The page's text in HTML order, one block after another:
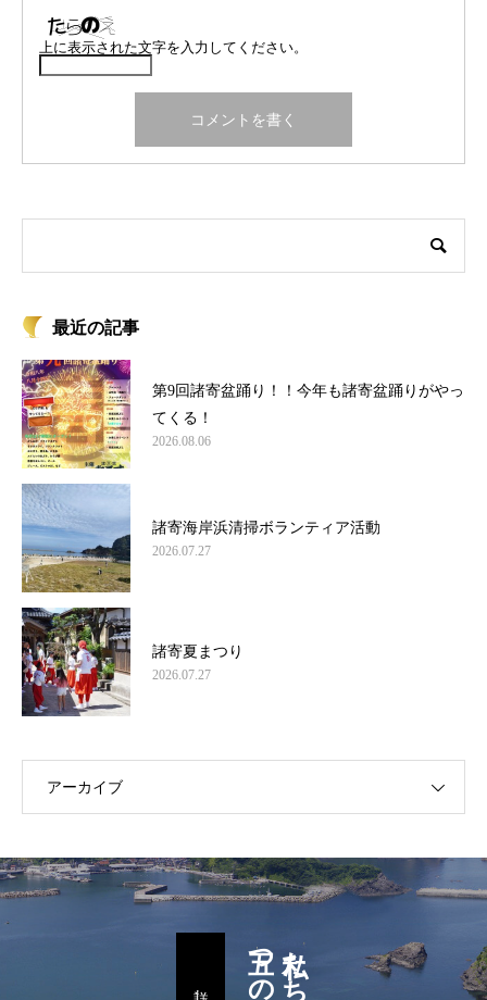
上に表示された文字を入力してください。
最近の記事
第9回諸寄盆踊り！！今年も諸寄盆踊りがやっ
てくる！
2026.08.06
諸寄海岸浜清掃ボランティア活動
2026.07.27
諸寄夏まつり
2026.07.27
アーカイブ
私たち諸寄区民の